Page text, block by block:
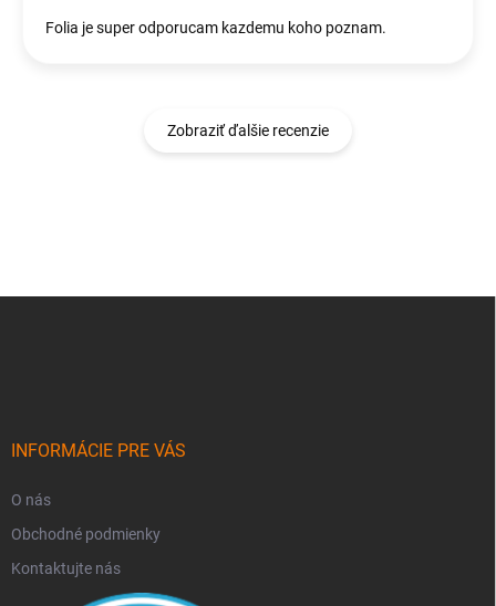
Folia je super odporucam kazdemu koho poznam.
Zobraziť ďalšie recenzie
INFORMÁCIE PRE VÁS
O nás
Obchodné podmienky
Kontaktujte nás